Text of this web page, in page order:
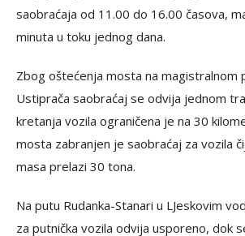
saobraćaja od 11.00 do 16.00 časova,
minuta u toku jednog dana.
Zbog oštećenja mosta na magistralnom
Ustiprača saobraćaj se odvija jednom
kretanja vozila ograničena je na 30
mosta zabranjen je saobraćaj za vozila
masa prelazi 30 tona.
Na putu Rudanka-Stanari u LJeskovim
za putnička vozila odvija usporeno, dok